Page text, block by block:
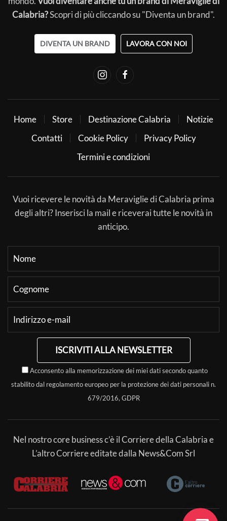
Calabria?Scopri di più cliccando su "Diventa un brand".
DIVENTA UN BRAND LAVORA CON NOI
Home Store Destinazione Calabria
Notizie
Contatti
Cookie Policy
Privacy Policy
Termini e condizioni
Vuoi ricevere le novità da Meraviglie di Calabria prima
degli altri? Inserisci la mail e riceverai tutte le novità in
anticipo.
ISCRIVITI ALLA NEWSLETTER
Acconsento alla memorizzazione dei miei dati secondo quanto
stabilito dal regolamento europeo per la protezione dei dati personali n.
679/2016, GDPR
Nel nostro core business c’è il Corriere della Calabria e
L’altro Corriere editate dalla News&Com Srl